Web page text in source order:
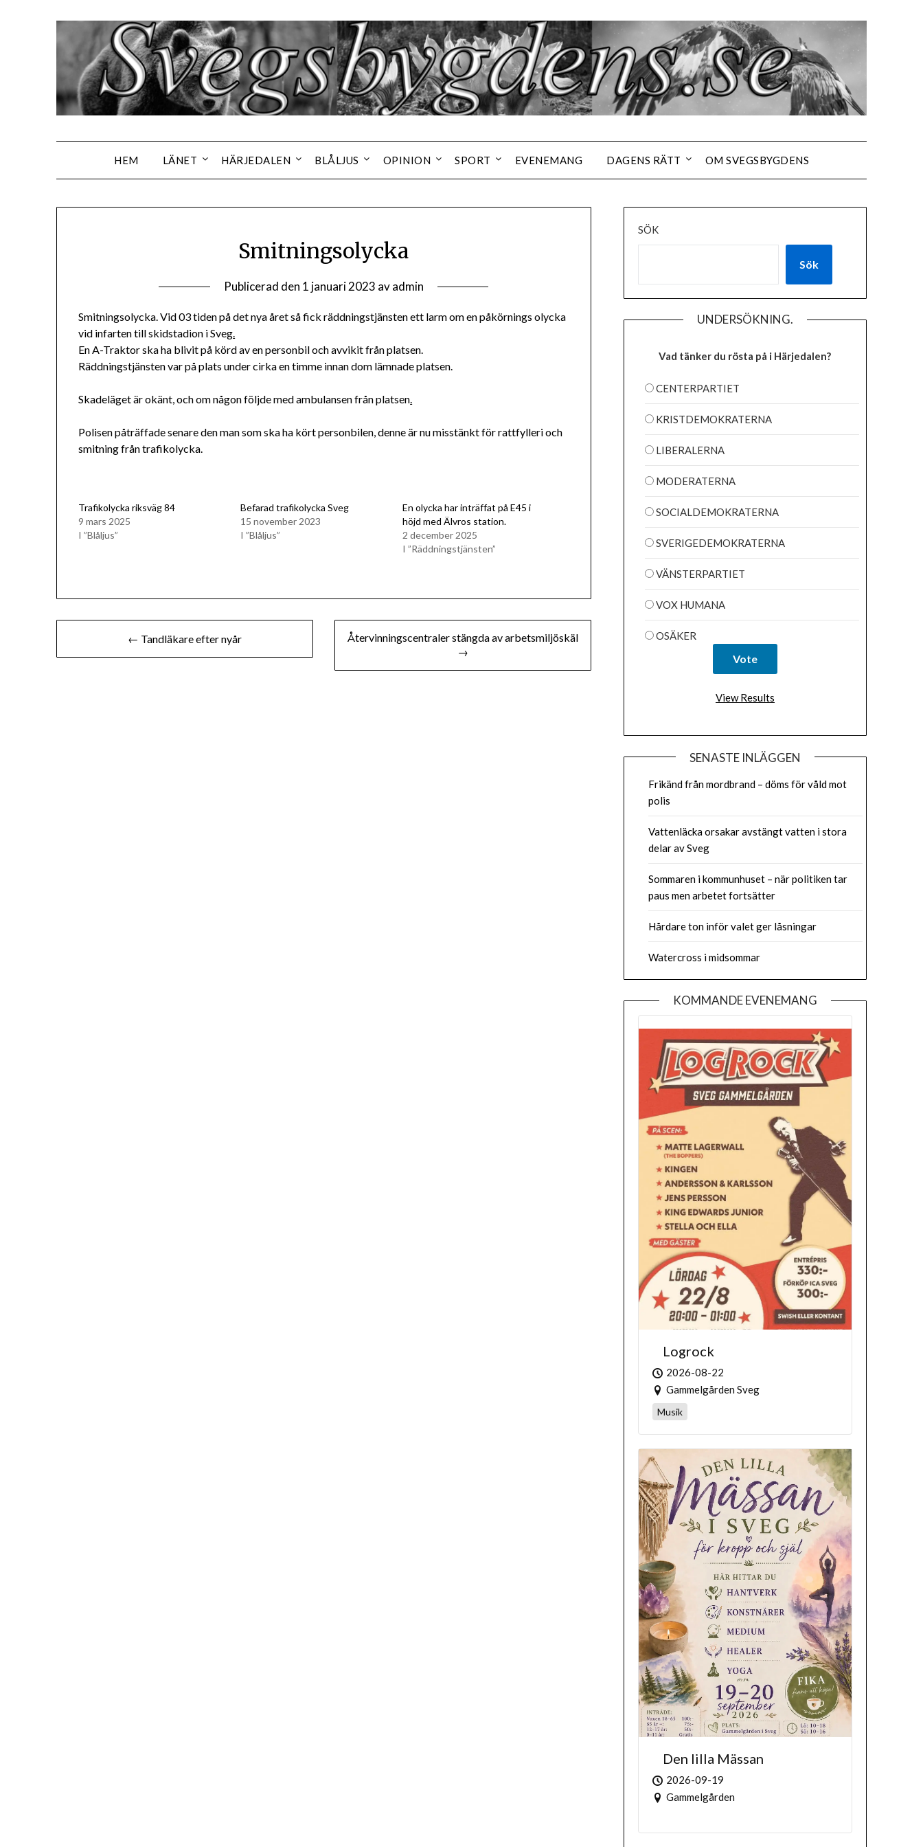
HEM LÄNET HÄRJEDALEN BLÅLJUS OPINION SPORT EVENEMANG DAGENS RÄTT OM SVEGSBYGDENS
Smitningsolycka
Publicerad den 1 januari 2023 avadmin
Smitningsolycka. Vid 03 tiden på det nya året så fick räddningstjänsten ett larm om en påkörnings olycka
vid infarten till skidstadion i Sveg.
En A-Traktor ska ha blivit på körd av en personbil och avvikit från platsen.
Räddningstjänsten var på plats under cirka en timme innan dom lämnade platsen.
Skadeläget är okänt, och om någon följde med ambulansen från platsen.
Polisen påträffade senare den man som ska ha kört personbilen, denne är nu misstänkt för rattfylleri och
smitning från trafikolycka.
Trafikolycka riksväg 84
9 mars 2025
I ”Blåljus”
Befarad trafikolycka Sveg
15 november 2023
I ”Blåljus”
En olycka har inträffat på E45 i
höjd med Älvros station.
2 december 2025
I ”Räddningstjänsten”
Inläggsnavigering← Tandläkare efter nyår
Återvinningscentraler stängda av arbetsmiljöskäl
→
SÖK
Sök
UNDERSÖKNING.
Vad tänker du rösta på i Härjedalen?
CENTERPARTIET
KRISTDEMOKRATERNA
LIBERALERNA
MODERATERNA
SOCIALDEMOKRATERNA
SVERIGEDEMOKRATERNA
VÄNSTERPARTIET
VOX HUMANA
OSÄKER
View Results
SENASTE INLÄGGEN
Frikänd från mordbrand – döms för våld mot
polis
Vattenläcka orsakar avstängt vatten i stora
delar av Sveg
Sommaren i kommunhuset – när politiken tar
paus men arbetet fortsätter
Hårdare ton inför valet ger låsningar
Watercross i midsommar
KOMMANDE EVENEMANG
Logrock
2026-08-22
Gammelgården Sveg
Musik
Den lilla Mässan
2026-09-19
Gammelgården